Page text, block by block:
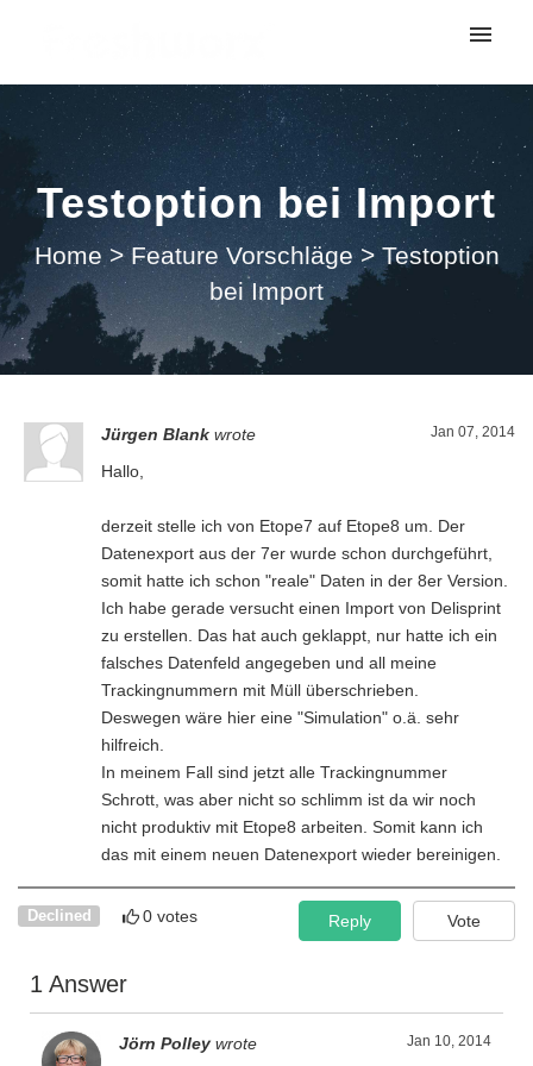
My tickets
Submit ticket
Login
Testoption bei Import
Home > Feature Vorschläge > Testoption
bei Import
Jan 07, 2014
Jürgen Blank wrote
Hallo,
derzeit stelle ich von Etope7 auf Etope8 um. Der
Datenexport aus der 7er wurde schon durchgeführt,
somit hatte ich schon "reale" Daten in der 8er Version.
Ich habe gerade versucht einen Import von Delisprint
zu erstellen. Das hat auch geklappt, nur hatte ich ein
falsches Datenfeld angegeben und all meine
Trackingnummern mit Müll überschrieben.
Deswegen wäre hier eine "Simulation" o.ä. sehr
hilfreich.
In meinem Fall sind jetzt alle Trackingnummer
Schrott, was aber nicht so schlimm ist da wir noch
nicht produktiv mit Etope8 arbeiten. Somit kann ich
das mit einem neuen Datenexport wieder bereinigen.
Declined 0 votes Vote
Reply
1 Answer
Jan 10, 2014
Jörn Polley wrote